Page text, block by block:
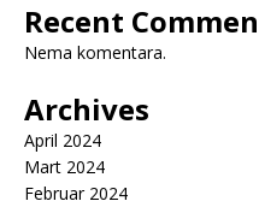
Recent
Nema komentara.
Archives
April 2024
Mart 2024
Februar 2024